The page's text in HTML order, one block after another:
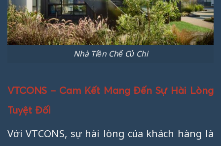
Nhà Tiền Chế Củ Chi
VTCONS – Cam Kết Mang Đến Sự Hài Lòng
Tuyệt Đối
Với VTCONS, sự hài lòng của khách hàng là